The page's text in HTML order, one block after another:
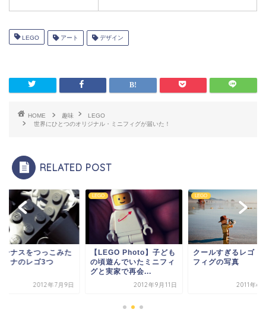
LEGO アート デザイン
HOME 趣味
LEGO
世界にひとつのオリジナル・ミニフィグが届いた！
RELATED POST
ーナスをつっこみた
トナのレゴ3つ
2012年7月9日
LEGO
【LEGO Photo】子ども
の頃遊んでいたミニフィ
グと実家で再会...
2012年9月11日
LEGO
クールすぎるレゴ・
フィグの写真
2011年6